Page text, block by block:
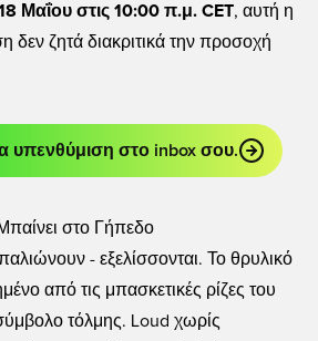
Μαΐου στις 10:00 π.μ. CET, αυτή η
δεν ζητά διακριτικά την προσοχή
υπενθύμιση στο inbox σου.
στο Γήπεδο
- εξελίσσονται. Το θρυλικό
από τις μπασκετικές ρίζες του
τόλμης. Loud χωρίς